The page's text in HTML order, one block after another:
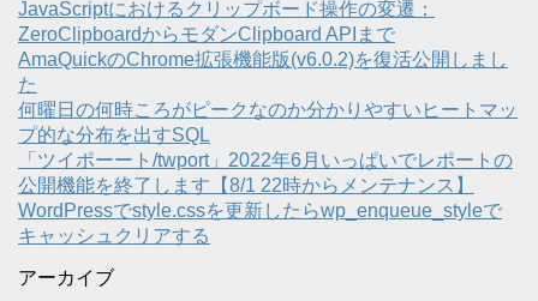
JavaScriptにおけるクリップボード操作の変遷：
ZeroClipboardからモダンClipboard APIまで
AmaQuickのChrome拡張機能版(v6.0.2)を復活公開しまし
た
何曜日の何時ころがピークなのか分かりやすいヒートマッ
プ的な分布を出すSQL
「ツイポーート/twport」2022年6月いっぱいでレポートの
公開機能を終了します【8/1 22時からメンテナンス】
WordPressでstyle.cssを更新したらwp_enqueue_styleで
キャッシュクリアする
アーカイブ